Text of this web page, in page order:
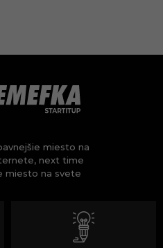
miesto na
next time
miesto na svete